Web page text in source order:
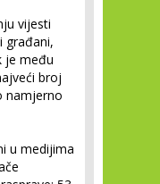
vijesti
građani,
je među
broj
namjerno
u medijima